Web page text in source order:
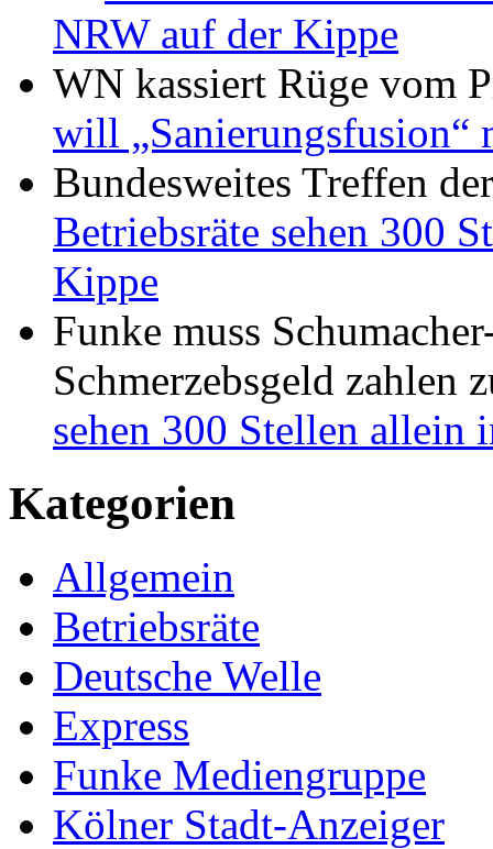
NRW auf der Kippe
WN kassiert Rüge vom
will „Sanierungsfusion“
Bundesweites Treffen
Betriebsräte sehen 300
Kippe
Funke muss
Schmerzebsgeld zahlen
sehen 300 Stellen allein
Kategorien
Allgemein
Betriebsräte
Deutsche Welle
Express
Funke Mediengruppe
Kölner Stadt-Anzeiger